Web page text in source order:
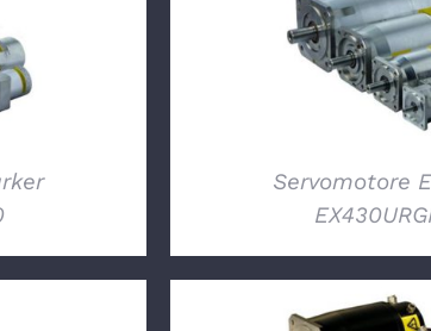
Servomotore